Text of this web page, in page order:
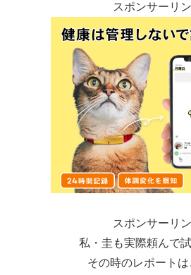
スポンサーリ
スポンサーリ
私・圭も実際頼んで試
その時のレポートは